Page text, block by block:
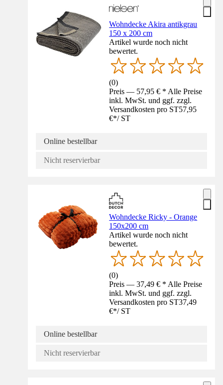
Wohndecke Akira antikgrau
150 x 200 cm
Artikel wurde noch nicht
bewertet.
(0)
Preis — 57,95 € * Alle Preise
inkl. MwSt. und ggf. zzgl.
Versandkosten pro ST57,95
€*/ ST
Online bestellbar
Nicht reservierbar
Wohndecke Ricky - Orange
150x200 cm
Artikel wurde noch nicht
bewertet.
(0)
Preis — 37,49 € * Alle Preise
inkl. MwSt. und ggf. zzgl.
Versandkosten pro ST37,49
€*/ ST
Online bestellbar
Nicht reservierbar